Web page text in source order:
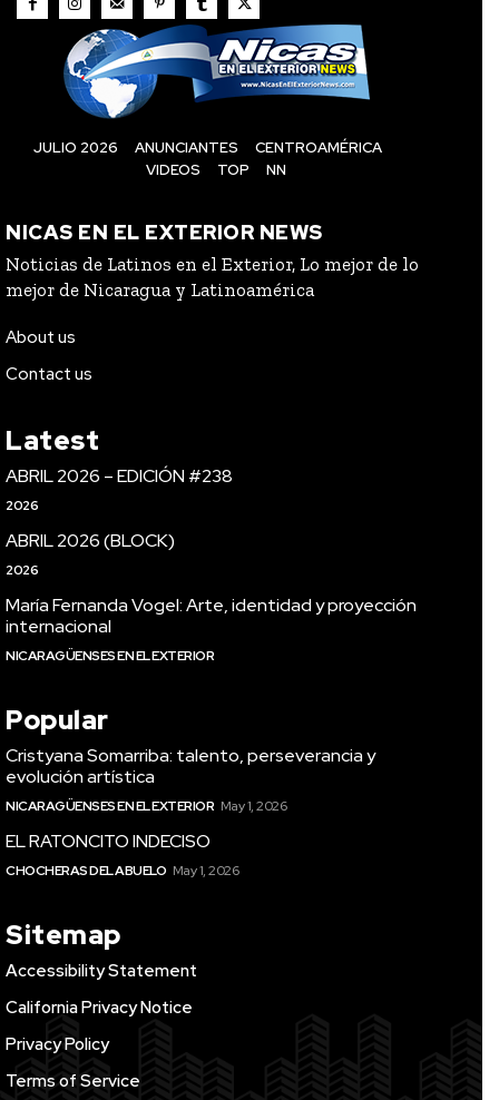
JULIO 2026 ANUNCIANTES
CENTROAMÉRICA
VIDEOS
TOP NN
NICAS EN EL EXTERIOR NEWS
Noticias de Latinos en el Exterior, Lo mejor de lo
mejor de Nicaragua y Latinoamérica
About us
Contact us
Latest
ABRIL 2026 – EDICIÓN #238
2026
ABRIL 2026 (BLOCK)
2026
María Fernanda Vogel: Arte, identidad y proyección
internacional
NICARAGÜENSES EN EL EXTERIOR
Popular
Cristyana Somarriba: talento, perseverancia y
evolución artística
NICARAGÜENSES EN EL EXTERIOR May 1, 2026
EL RATONCITO INDECISO
CHOCHERAS DEL ABUELO May 1, 2026
Sitemap
Accessibility Statement
California Privacy Notice
Privacy Policy
Terms of Service